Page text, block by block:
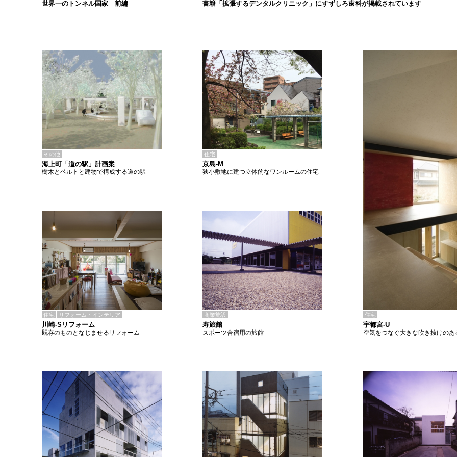
書籍「拡張するデンタルクリニック」にすずしろ歯科が掲載されています
世界一のトンネル国家 前編
その他
海上町「道の駅」計画案
樹木とベルトと建物で構成する道の駅
住宅
京島-M
狭小敷地に建つ立体的なワンルームの住宅
住宅 リフォーム・インテリア
川崎-Sリフォーム
既存のものとなじませるリフォーム
商業施設
寿旅館
スポーツ合宿用の旅館
住宅
宇都宮-U
空気をつなぐ大きな吹き抜けのあ